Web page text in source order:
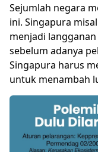
Sejumlah negara
ini. Singapura
menjadi
sebelum adanya
Singapura harus
untuk menambah